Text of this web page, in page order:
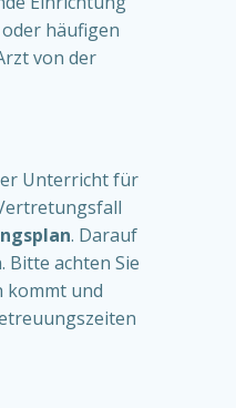
häufigen
von der
Unterricht für
. Darauf
achten Sie
kommt und